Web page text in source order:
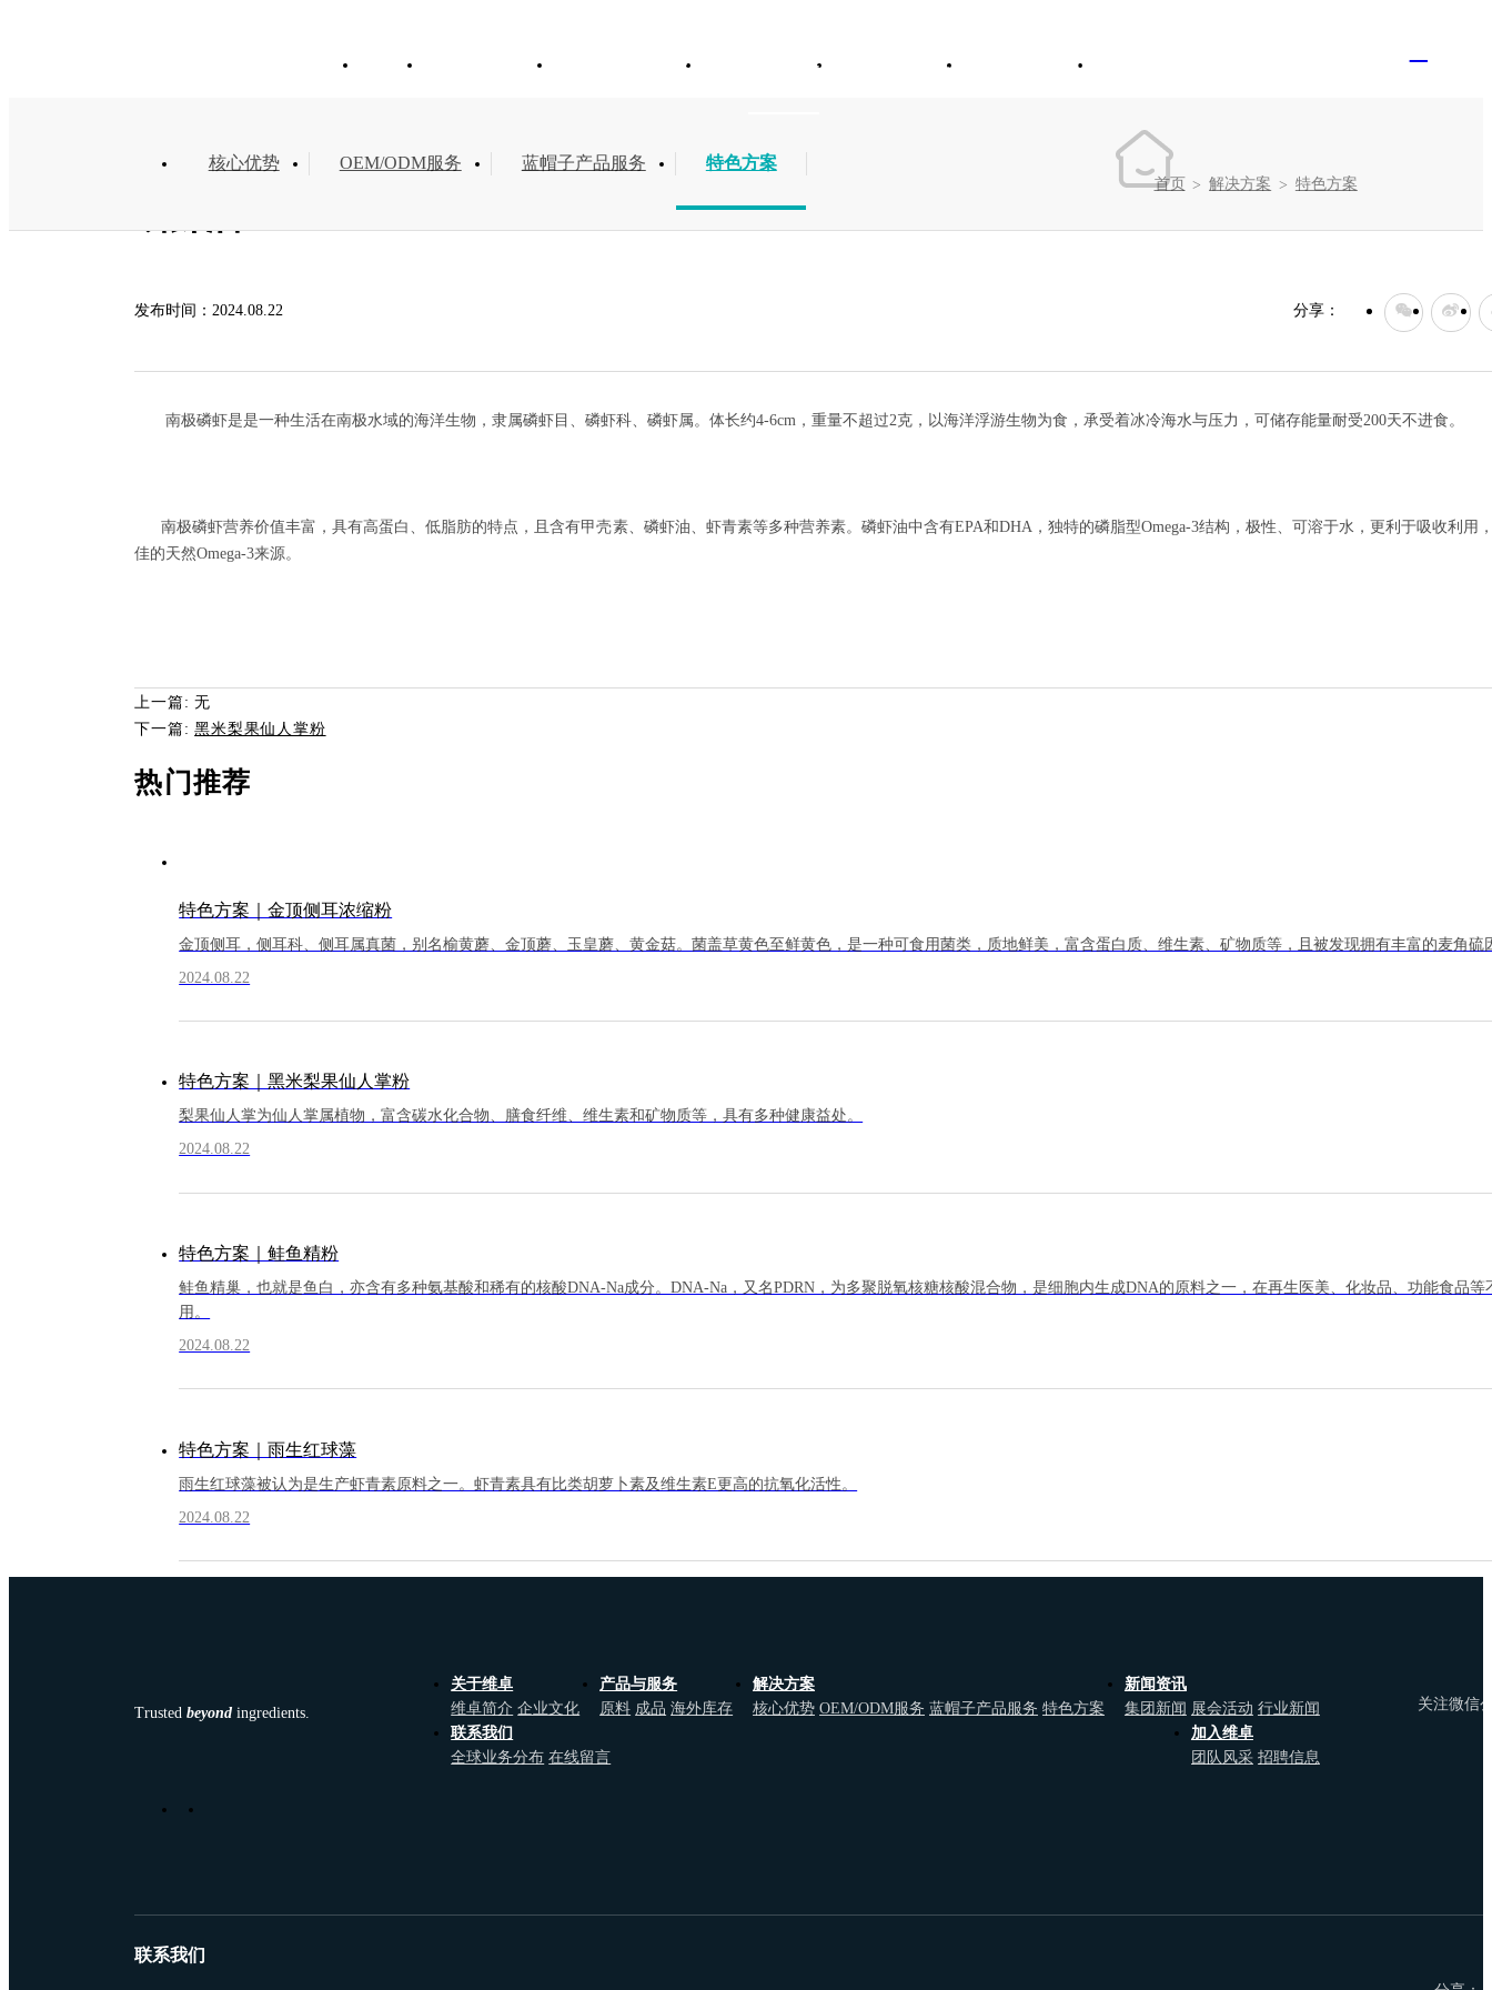
首页 关于维卓 产品与服务 解决方案 新闻资讯 联系我们
核心优势 OEM/ODM服务 蓝帽子产品服务 特色方案
首页 > 解决方案 > 特色方案
发布时间： 2024.08.22 分享：
南极磷虾是是一种生活在南极水域的海洋生物，隶属磷虾目、磷虾科、磷虾属。体长约4-6cm ，重量不超过2克，以海洋浮游生物为食，承受着冰冷海水与压力，可储存能量耐受200天不进食。
南极磷虾营养价值丰富，具有高蛋白、低脂肪的特点，且含有甲壳素、磷虾油、虾青素等多种营养素。磷虾油中含有EPA和DHA ，独特的磷脂型Omega-3结构，极性、可溶于水，更利于吸收利用
佳的天然Omega-3来源。
上一篇: 无
下一篇:黑米梨果仙人掌粉
热门推荐
特色方案｜金顶侧耳浓缩粉
金顶侧耳，侧耳科、侧耳属真菌，别名榆黄蘑、金顶蘑、玉皇蘑、黄金菇。菌盖草黄色至鲜黄色，是一种可食用菌类，质地鲜美，富含蛋白质、维生素、矿物质等，且被发现拥有丰富的麦角硫
2024.08.22
特色方案｜黑米梨果仙人掌粉
梨果仙人掌为仙人掌属植物，富含碳水化合物、膳食纤维、维生素和矿物质等，具有多种健康益处。
2024.08.22
特色方案｜鲑鱼精粉
鲑鱼精巢，也就是鱼白，亦含有多种氨基酸和稀有的核酸DNA-Na成分。DNA-Na，又名PDRN，为多聚脱氧核糖核酸混合物，是细胞内生成DNA的原料之一，在再生医美、化妆品、功能食品等
用。
2024.08.22
特色方案｜雨生红球藻
雨生红球藻被认为是生产虾青素原料之一。虾青素具有比类胡萝卜素及维生素E更高的抗氧化活性。
2024.08.22
Trustedbeyond ingredients.
关于维卓
维卓简介 企业文化
产品与服务
原料 成品 海外库存
解决方案
核心优势 OEM/ODM服务 蓝帽子产品服务 特色方案
新闻资讯
集团新闻 展会活动 行业新闻
联系我们
全球业务分布 在线留言
加入维卓
团队风采 招聘信息
关注微信
联系我们